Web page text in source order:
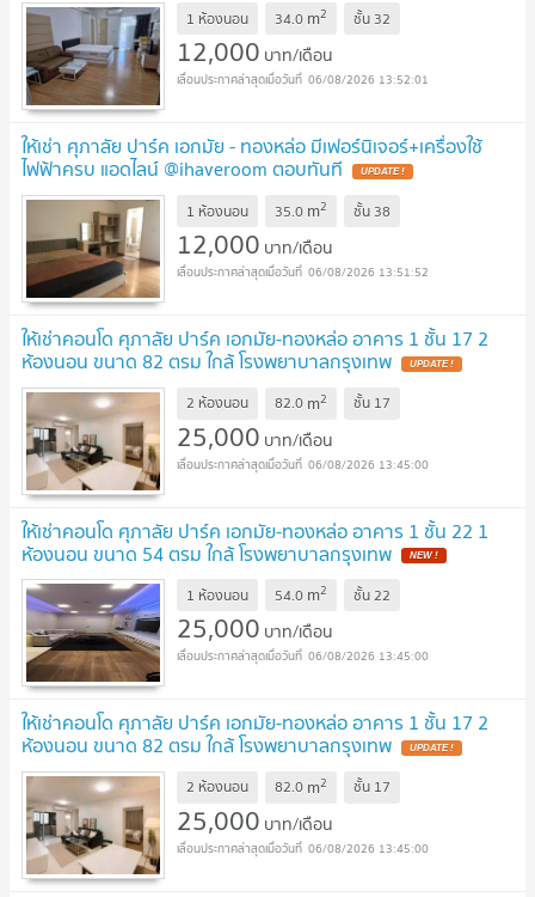
1 ห้องนอน 34.0 m2 ชั้น 32
12,000 บาท/เดือน
06/08/2026 13:52:01
ให้เช่า ศุภาลัย ปาร์ค เอกมัย - ทองหล่อ มีเฟอร์นิเจอร์+เครื่องใช้
ไฟฟ้าครบ แอดไลน์ @ihaveroom ตอบทันที
1 ห้องนอน 35.0 m2 ชั้น 38
12,000 บาท/เดือน
06/08/2026 13:51:52
ให้เช่าคอนโด ศุภาลัย ปาร์ค เอกมัย-ทองหล่อ อาคาร 1 ชั้น 17 2
ห้องนอน ขนาด 82 ตรม ใกล้ โรงพยาบาลกรุงเทพ
2 ห้องนอน 82.0 m2 ชั้น 17
25,000 บาท/เดือน
06/08/2026 13:45:00
ให้เช่าคอนโด ศุภาลัย ปาร์ค เอกมัย-ทองหล่อ อาคาร 1 ชั้น 22 1
ห้องนอน ขนาด 54 ตรม ใกล้ โรงพยาบาลกรุงเทพ
1 ห้องนอน 54.0 m2 ชั้น22
25,000 บาท/เดือน
06/08/2026 13:45:00
ให้เช่าคอนโด ศุภาลัย ปาร์ค เอกมัย-ทองหล่อ อาคาร 1 ชั้น 17 2
ห้องนอน ขนาด 82 ตรม ใกล้ โรงพยาบาลกรุงเทพ
2 ห้องนอน 82.0 m2 ชั้น 17
25,000 บาท/เดือน
06/08/2026 13:45:00